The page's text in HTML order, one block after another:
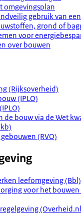
omgevingsplan
gebruik van
grond of
voor
over bouwen
(Rijksoverheid)
(IPLO)
de bouw via de Wet
(RVO)
leefomgeving
voor het bouwen